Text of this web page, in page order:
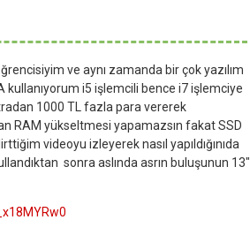
ve aynı zamanda bir çok yazılım
i5 işlemcili bence i7 işlemciye
1000 TL fazla para vererek
RAM yükseltmesi yapamazsın fakat SSD
videoyu izleyerek nasıl yapıldığınıda
sonra aslında asrın buluşunun 13"